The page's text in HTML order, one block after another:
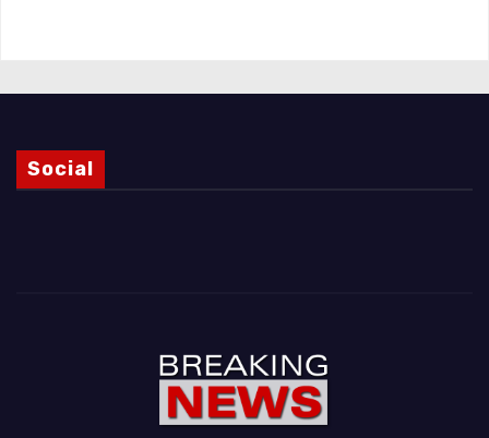
Social